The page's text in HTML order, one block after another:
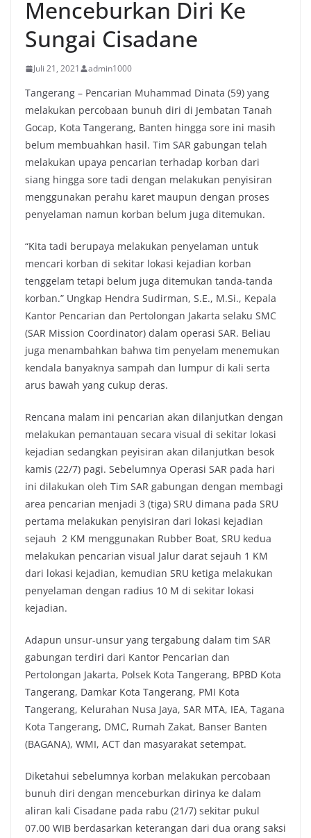
Menceburkan Diri Ke
Sungai Cisadane
Juli 21, 2021 admin1000
Tangerang – Pencarian Muhammad Dinata (59) yang
melakukan percobaan bunuh diri di Jembatan Tanah
Gocap, Kota Tangerang, Banten hingga sore ini masih
belum membuahkan hasil. Tim SAR gabungan telah
melakukan upaya pencarian terhadap korban dari
siang hingga sore tadi dengan melakukan penyisiran
menggunakan perahu karet maupun dengan proses
penyelaman namun korban belum juga ditemukan.
“Kita tadi berupaya melakukan penyelaman untuk
mencari korban di sekitar lokasi kejadian korban
tenggelam tetapi belum juga ditemukan tanda-tanda
korban.” Ungkap Hendra Sudirman, S.E., M.Si., Kepala
Kantor Pencarian dan Pertolongan Jakarta selaku SMC
(SAR Mission Coordinator) dalam operasi SAR. Beliau
juga menambahkan bahwa tim penyelam menemukan
kendala banyaknya sampah dan lumpur di kali serta
arus bawah yang cukup deras.
Rencana malam ini pencarian akan dilanjutkan dengan
melakukan pemantauan secara visual di sekitar lokasi
kejadian sedangkan peyisiran akan dilanjutkan besok
kamis (22/7) pagi. Sebelumnya Operasi SAR pada hari
ini dilakukan oleh Tim SAR gabungan dengan membagi
area pencarian menjadi 3 (tiga) SRU dimana pada SRU
pertama melakukan penyisiran dari lokasi kejadian
sejauh 2 KM menggunakan Rubber Boat, SRU kedua
melakukan pencarian visual Jalur darat sejauh 1 KM
dari lokasi kejadian, kemudian SRU ketiga melakukan
penyelaman dengan radius 10 M di sekitar lokasi
kejadian.
Adapun unsur-unsur yang tergabung dalam tim SAR
gabungan terdiri dari Kantor Pencarian dan
Pertolongan Jakarta, Polsek Kota Tangerang, BPBD Kota
Tangerang, Damkar Kota Tangerang, PMI Kota
Tangerang, Kelurahan Nusa Jaya, SAR MTA, IEA, Tagana
Kota Tangerang, DMC, Rumah Zakat, Banser Banten
(BAGANA), WMI, ACT dan masyarakat setempat.
Diketahui sebelumnya korban melakukan percobaan
bunuh diri dengan menceburkan dirinya ke dalam
aliran kali Cisadane pada rabu (21/7) sekitar pukul
07.00 WIB berdasarkan keterangan dari dua orang saksi